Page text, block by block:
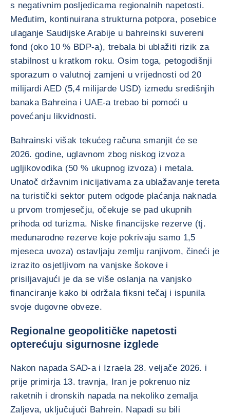
s negativnim posljedicama regionalnih napetosti.
Međutim, kontinuirana strukturna potpora, posebice
ulaganje Saudijske Arabije u bahreinski suvereni
fond (oko 10 % BDP-a), trebala bi ublažiti rizik za
stabilnost u kratkom roku. Osim toga, petogodišnji
sporazum o valutnoj zamjeni u vrijednosti od 20
milijardi AED (5,4 milijarde USD) između središnjih
banaka Bahreina i UAE-a trebao bi pomoći u
povećanju likvidnosti.
Bahrainski višak tekućeg računa smanjit će se
2026. godine, uglavnom zbog niskog izvoza
ugljikovodika (50 % ukupnog izvoza) i metala.
Unatoč državnim inicijativama za ublažavanje tereta
na turistički sektor putem odgode plaćanja naknada
u prvom tromjesečju, očekuje se pad ukupnih
prihoda od turizma. Niske financijske rezerve (tj.
međunarodne rezerve koje pokrivaju samo 1,5
mjeseca uvoza) ostavljaju zemlju ranjivom, čineći je
izrazito osjetljivom na vanjske šokove i
prisiljavajući je da se više oslanja na vanjsko
financiranje kako bi održala fiksni tečaj i ispunila
svoje dugovne obveze.
Regionalne geopolitičke napetosti
opterećuju sigurnosne izglede
Nakon napada SAD-a i Izraela 28. veljače 2026. i
prije primirja 13. travnja, Iran je pokrenuo niz
raketnih i dronskih napada na nekoliko zemalja
Zaljeva, uključujući Bahrein. Napadi su bili